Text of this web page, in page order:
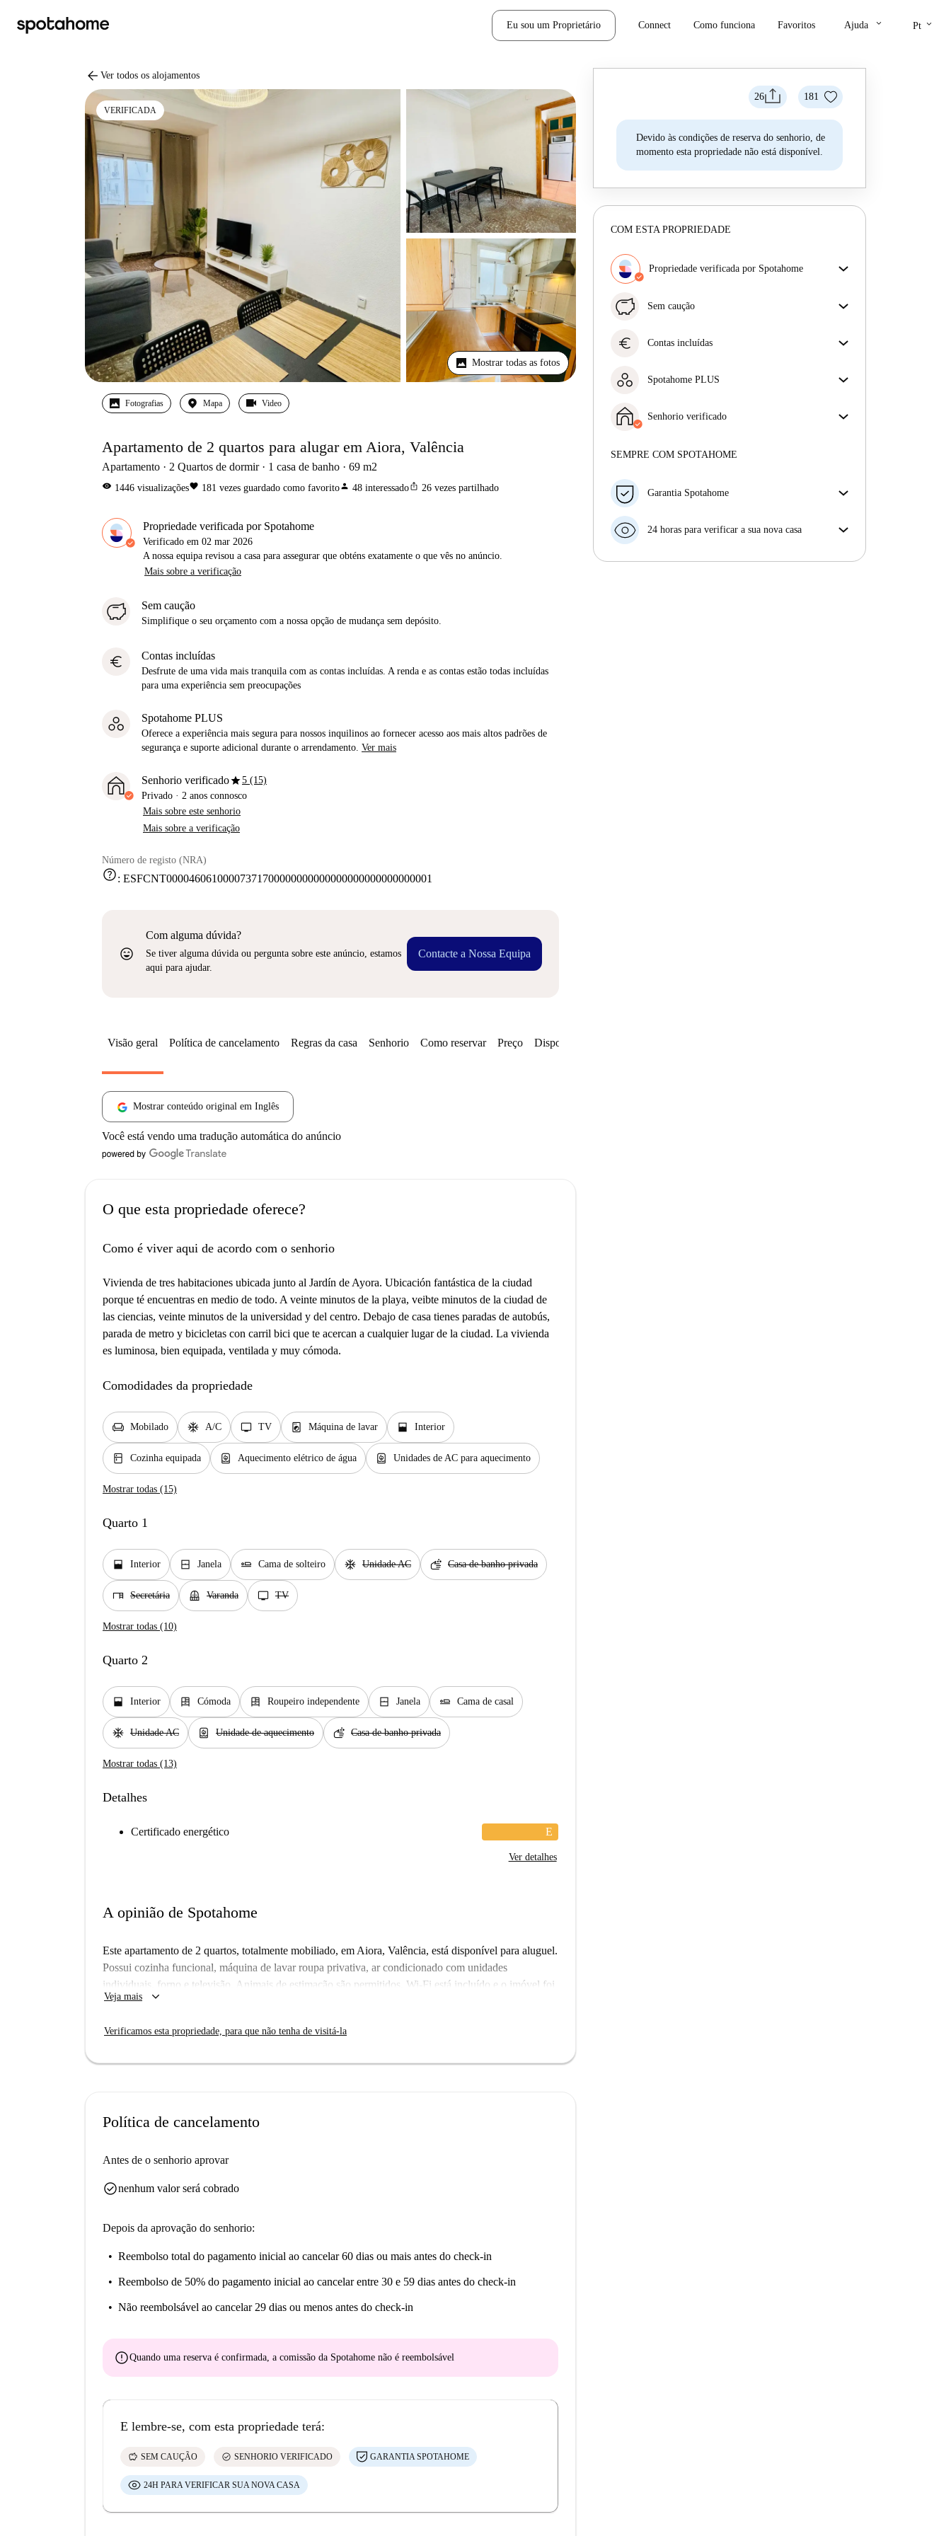
Eu sou um Proprietário Connect Como funciona Favoritos Ajuda keyboard_arrow_down Pt keyboard_arrow_down
arrow_back Ver todos os alojamentos
VERIFICADA
Mostrar todas as fotos
Fotografias Mapa Video
Apartamento de 2 quartos para alugar em Aiora, Valência
Apartamento 2 Quartos de dormir 1 casa de banho 69 m2
visibility 1446 visualizaçõesfavorite 181 vezes guardado como favoritoperson 48 interessadoios_share 26 vezes partilhado
Propriedade verificada por Spotahome
Verificado em 02 mar 2026
A nossa equipa revisou a casa para assegurar que obténs exatamente o que vês no anúncio.
Mais sobre a verificação
Sem caução
Simplifique o seu orçamento com a nossa opção de mudança sem depósito.
euro Contas incluídas
Desfrute de uma vida mais tranquila com as contas incluídas. A renda e as contas estão todas incluídas
para uma experiência sem preocupações
Spotahome PLUS
Oferece a experiência mais segura para nossos inquilinos ao fornecer acesso aos mais altos padrões de
segurança e suporte adicional durante o arrendamento. Ver mais
Senhorio verificadostar5 (15)
Privado · 2 anos connosco
Mais sobre este senhorio
Mais sobre a verificação
Número de registo (NRA)
help: ESFCNT00004606100007371700000000000000000000000000001
sentiment_very_satisfied
Com alguma dúvida?
Se tiver alguma dúvida ou pergunta sobre este anúncio, estamos
aqui para ajudar.
Contacte a Nossa Equipa
26 181
Devido às condições de reserva do senhorio, de
momento esta propriedade não está disponível.
COM ESTA PROPRIEDADE
Propriedade verificada por Spotahome
obténs exatamente o que vês no anúncio.
Sem caução
mudança sem depósito.
euro Contas incluídas
incluídas. A renda e as contas estão todas incluídas
Spotahome PLUS
inquilinos ao fornecer acesso aos mais altos padrões
de segurança e suporte adicional durante o
Senhorio verificado
Mais sobre este senhorio
SEMPRE COM SPOTAHOME
Garantia Spotahome
antecedência, nós iremos A) pagar um hotel e ajudá-
seu dinheiro na totalidade.
24 horas para verificar a sua nova casa
Visão geral Política de cancelamento Regras da casa Senhorio Como reservar Preço Disponibilidades
Mostrar conteúdo original em Inglês
Você está vendo uma tradução automática do anúncio
O que esta propriedade oferece?
Como é viver aqui de acordo com o senhorio
Vivienda de tres habitaciones ubicada junto al Jardín de Ayora. Ubicación fantástica de la ciudad
porque té encuentras en medio de todo. A veinte minutos de la playa, veibte minutos de la ciudad de
las ciencias, veinte minutos de la universidad y del centro. Debajo de casa tienes paradas de autobús,
parada de metro y bicicletas con carril bici que te acercan a cualquier lugar de la ciudad. La vivienda
es luminosa, bien equipada, ventilada y muy cómoda.
Comodidades da propriedade
chair Mobilado ac_unit A/C tv TV local_laundry_service Máquina de lavar window_open Interior
kitchen Cozinha equipada water_heater Aquecimento elétrico de água water_heater Unidades de AC para aquecimento
Mostrar todas (15)
Quarto 1
window_open Interior window_closed Janela airline_seat_flat Cama de solteiro ac_unit Unidade AC soap Casa de banho privada
desk Secretária balcony Varanda tv TV
Mostrar todas (10)
Quarto 2
window_open Interior dresser Cómoda dresser Roupeiro independente window_closed Janela airline_seat_flat Cama de casal
ac_unit Unidade AC water_heater Unidade de aquecimento soap Casa de banho privada
Mostrar todas (13)
Detalhes
Certificado energético E
Ver detalhes
A opinião de Spotahome
Este apartamento de 2 quartos, totalmente mobiliado, em Aiora, Valência, está disponível para aluguel.
Possui cozinha funcional, máquina de lavar roupa privativa, ar condicionado com unidades
individuais, forno e televisão. Animais de estimação são permitidos, Wi-Fi está incluído e o imóvel foi
verificado pela Spotahome.
Localizado em Aiora, o apartamento fica próximo a diversas opções gastronômicas, como Le Smash,
Palauet d'Aiora e a Árbol Monumental, oferecendo um ambiente agradável para explorar a região.
Veja mais keyboard_arrow_down
Verificamos esta propriedade, para que não tenha de visitá-la
Política de cancelamento
Antes de o senhorio aprovar
check_circlenenhum valor será cobrado
Depois da aprovação do senhorio:
Reembolso total do pagamento inicial ao cancelar 60 dias ou mais antes do check-in
Reembolso de 50% do pagamento inicial ao cancelar entre 30 e 59 dias antes do check-in
Não reembolsável ao cancelar 29 dias ou menos antes do check-in
errorQuando uma reserva é confirmada, a comissão da Spotahome não é reembolsável
E lembre-se, com esta propriedade terá:
savings SEM CAUÇÃO check_circle SENHORIO VERIFICADO GARANTIA SPOTAHOME
24H PARA VERIFICAR SUA NOVA CASA